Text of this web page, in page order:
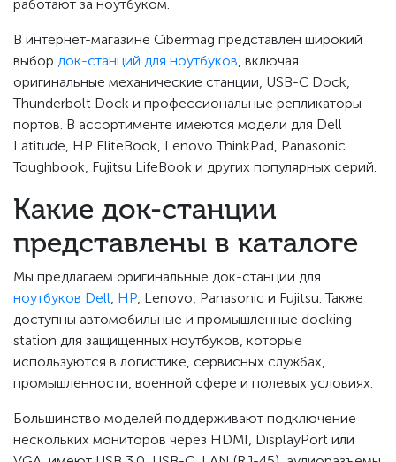
работают за ноутбуком.
В интернет-магазине Cibermag представлен широкий
выбор док-станций для ноутбуков, включая
оригинальные механические станции, USB-C Dock,
Thunderbolt Dock и профессиональные репликаторы
портов. В ассортименте имеются модели для Dell
Latitude, HP EliteBook, Lenovo ThinkPad, Panasonic
Toughbook, Fujitsu LifeBook и других популярных серий.
Какие док-станции
представлены в каталоге
Мы предлагаем оригинальные док-станции для
ноутбуков Dell, HP, Lenovo, Panasonic и Fujitsu. Также
доступны автомобильные и промышленные docking
station для защищенных ноутбуков, которые
используются в логистике, сервисных службах,
промышленности, военной сфере и полевых условиях.
Большинство моделей поддерживают подключение
нескольких мониторов через HDMI, DisplayPort или